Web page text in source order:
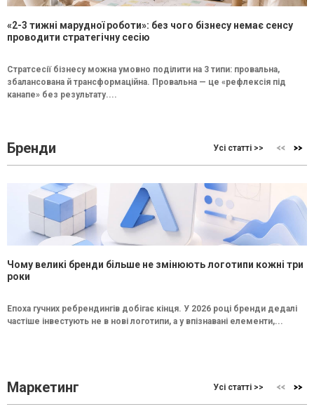
«2-3 тижні марудної роботи»: без чого бізнесу немає сенсу
проводити стратегічну сесію
Стратсесії бізнесу можна умовно поділити на 3 типи: провальна,
збалансована й трансформаційна. Провальна — це «рефлексія під
канапе» без результату....
Бренди Усі статті >>
Чому великі бренди більше не змінюють логотипи кожні три
роки
Епоха гучних ребрендингів добігає кінця. У 2026 році бренди дедалі
частіше інвестують не в нові логотипи, а у впізнавані елементи,...
Маркетинг Усі статті >>